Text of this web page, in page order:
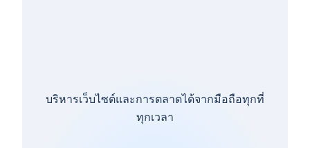
บริหารเว็บไซต์และการตลาดได้จากมือถือทุกที่
ทุกเวลา